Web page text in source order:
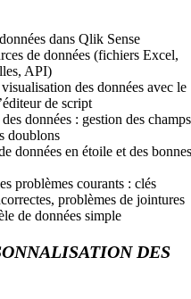
dans Qlik Sense
de données (fichiers Excel,
API)
des données avec le
de script
données : gestion des
doublons
données en étoile et des bonnes
problèmes courants : clés
problèmes de jointures
de données simple
DES